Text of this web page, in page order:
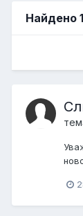
Найдено